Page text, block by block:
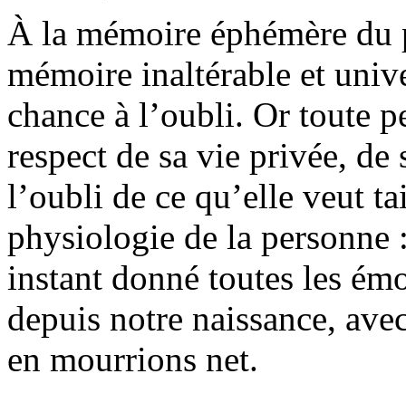
À la mémoire éphémère du
mémoire inaltérable et
chance à l’oubli. Or toute
respect de sa vie privée, de
l’oubli de ce qu’elle veut
physiologie de la personne
instant donné toutes les
depuis notre naissance,
en mourrions net.